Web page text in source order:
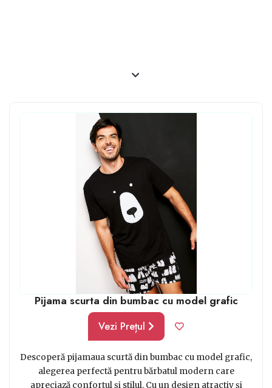
Pijama scurta din bumbac cu model grafic
Vezi Prețul
Descoperă pijamaua scurtă din bumbac cu model grafic,
alegerea perfectă pentru bărbatul modern care
apreciază confortul și stilul. Cu un design atractiv și